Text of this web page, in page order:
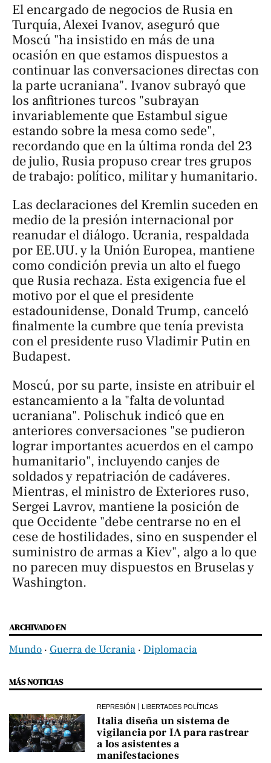
El encargado de negocios de Rusia en
Turquía, Alexei Ivanov, aseguró que
Moscú "ha insistido en más de una
ocasión en que estamos dispuestos a
continuar las conversaciones directas con
la parte ucraniana". Ivanov subrayó que
los anfitriones turcos "subrayan
invariablemente que Estambul sigue
estando sobre la mesa como sede",
recordando que en la última ronda del 23
de julio, Rusia propuso crear tres grupos
de trabajo: político, militar y humanitario.
Las declaraciones del Kremlin suceden en
medio de la presión internacional por
reanudar el diálogo. Ucrania, respaldada
por EE.UU. y la Unión Europea, mantiene
como condición previa un alto el fuego
que Rusia rechaza. Esta exigencia fue el
motivo por el que el presidente
estadounidense, Donald Trump, canceló
finalmente la cumbre que tenía prevista
con el presidente ruso Vladimir Putin en
Budapest.
Moscú, por su parte, insiste en atribuir el
estancamiento a la "falta de voluntad
ucraniana". Polischuk indicó que en
anteriores conversaciones "se pudieron
lograr importantes acuerdos en el campo
humanitario", incluyendo canjes de
soldados y repatriación de cadáveres.
Mientras, el ministro de Exteriores ruso,
Sergei Lavrov, mantiene la posición de
que Occidente "debe centrarse no en el
cese de hostilidades, sino en suspender el
suministro de armas a Kiev", algo a lo que
no parecen muy dispuestos en Bruselas y
Washington.
ARCHIVADO EN
Mundo ‧ Guerra de Ucrania ‧ Diplomacia
MÁS NOTICIAS
REPRESIÓN LIBERTADES POLÍTICAS
Italia diseña un sistema de
vigilancia por IA para rastrear
a los asistentes a
manifestaciones